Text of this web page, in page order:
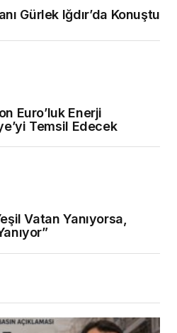
Gürlek Iğdır’da Konuştu
Euro’luk Enerji
Temsil Edecek
Vatan Yanıyorsa,